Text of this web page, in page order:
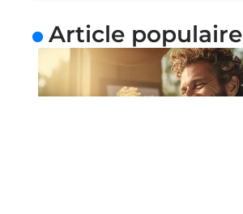
Article populaire